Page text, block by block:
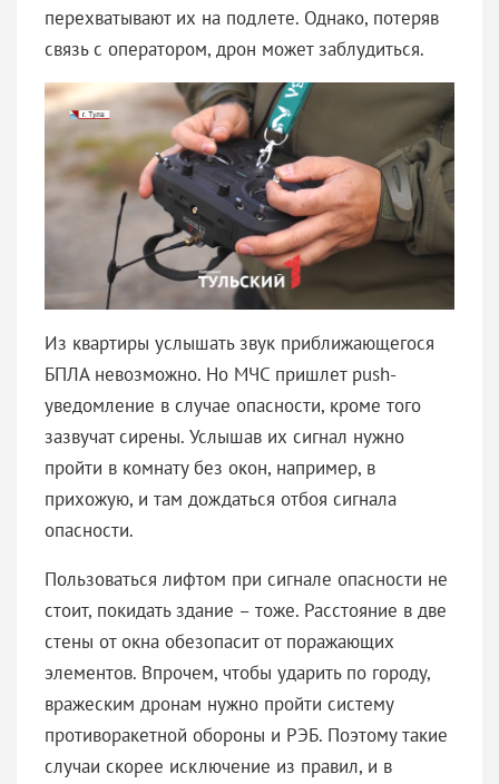
перехватывают их на подлете. Однако, потеряв
связь с оператором, дрон может заблудиться.
Из квартиры услышать звук приближающегося
БПЛА невозможно. Но МЧС пришлет push-
уведомление в случае опасности, кроме того
зазвучат сирены. Услышав их сигнал нужно
пройти в комнату без окон, например, в
прихожую, и там дождаться отбоя сигнала
опасности.
Пользоваться лифтом при сигнале опасности не
стоит, покидать здание – тоже. Расстояние в две
стены от окна обезопасит от поражающих
элементов. Впрочем, чтобы ударить по городу,
вражеским дронам нужно пройти систему
противоракетной обороны и РЭБ. Поэтому такие
случаи скорее исключение из правил, и в